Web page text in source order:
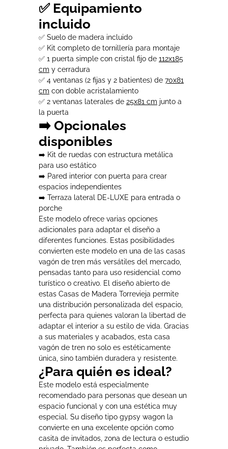
✅ Equipamiento
incluido
✅ Suelo de madera incluido
✅ Kit completo de tornillería para montaje
✅ 1 puerta simple con cristal fijo de 112x185
cm y cerradura
✅ 4 ventanas (2 fijas y 2 batientes) de 70x81
cm con doble acristalamiento
✅ 2 ventanas laterales de 25x81 cm junto a
la puerta
➡️ Opcionales
disponibles
➡️ Kit de ruedas con estructura metálica
para uso estático
➡️ Pared interior con puerta para crear
espacios independientes
➡️ Terraza lateral DE-LUXE para entrada o
porche
Este modelo ofrece varias opciones
adicionales para adaptar el diseño a
diferentes funciones. Estas posibilidades
convierten este modelo en una de las casas
vagón de tren más versátiles del mercado,
pensadas tanto para uso residencial como
turístico o creativo. El diseño abierto de
estas Casas de Madera Torrevieja permite
una distribución personalizada del espacio,
perfecta para quienes valoran la libertad de
adaptar el interior a su estilo de vida. Gracias
a sus materiales y acabados, esta casa
vagón de tren no solo es estéticamente
única, sino también duradera y resistente.
¿Para quién es ideal?
Este modelo está especialmente
recomendado para personas que desean un
espacio funcional y con una estética muy
especial. Su diseño tipo gypsy wagon la
convierte en una excelente opción como
casita de invitados, zona de lectura o estudio